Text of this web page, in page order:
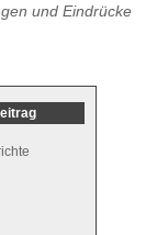
und Eindrücke